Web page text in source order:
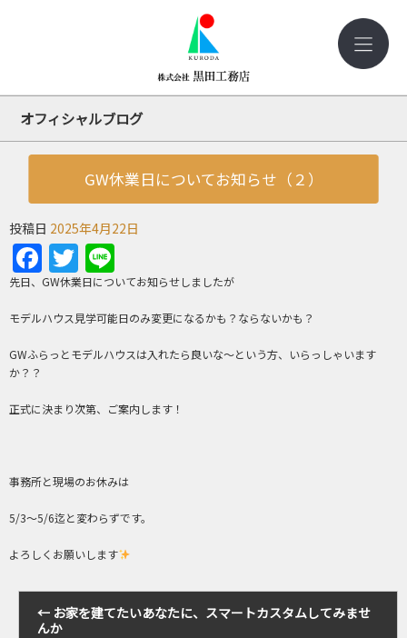
オフィシャルブログ
GW休業日についてお知らせ（２）
投稿日 2025年4月22日
Facebook
Twitter
先日、GW休業日についてお知らせしましたが
モデルハウス見学可能日のみ変更になるかも？ならないかも？
GWふらっとモデルハウスは入れたら良いな～という方、いらっしゃいます
か？？
正式に決まり次第、ご案内します！
事務所と現場のお休みは
5/3～5/6迄と変わらずです。
よろしくお願いします
← お家を建てたいあなたに、スマートカスタムしてみませ
んか